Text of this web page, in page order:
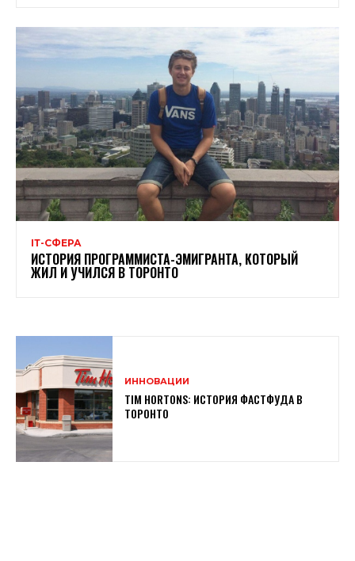
ІТ-СФЕРА
ИСТОРИЯ ПРОГРАММИСТА-ЭМИГРАНТА, КОТОРЫЙ
ЖИЛ И УЧИЛСЯ В ТОРОНТО
ИННОВАЦИИ
TIM HORTONS: ИСТОРИЯ ФАСТФУДА В
ТОРОНТО